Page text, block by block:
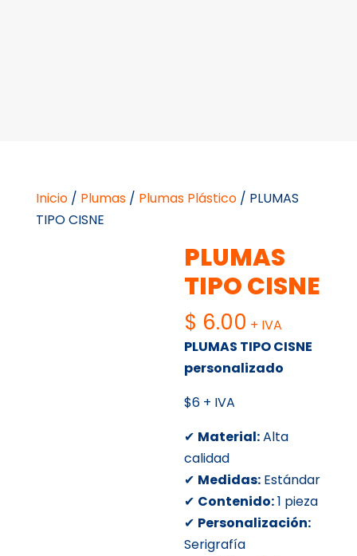
Inicio/ Plumas/ Plumas Plástico/ PLUMAS
TIPO CISNE
PLUMAS
TIPO CISNE
$ 6.00 + IVA
PLUMAS TIPO CISNE
personalizado
$6 + IVA
✔ Material:Alta
calidad
✔ Medidas: Estándar
✔ Contenido:1 pieza
✔ Personalización:
Serigrafía